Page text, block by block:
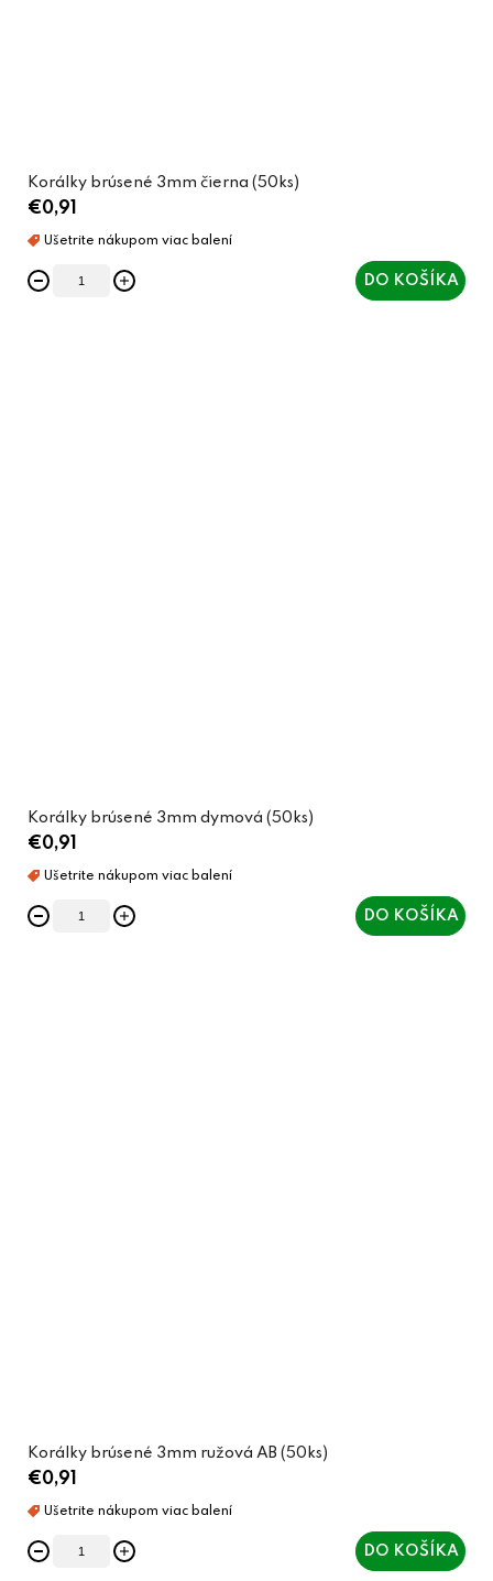
Korálky brúsené 3mm čierna (50ks)
€0,91
DO KOŠÍKA
Korálky brúsené 3mm dymová (50ks)
€0,91
DO KOŠÍKA
Korálky brúsené 3mm ružová AB (50ks)
€0,91
DO KOŠÍKA